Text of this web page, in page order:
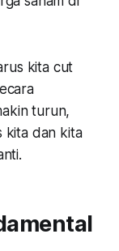
kita cut
turun,
kita dan kita